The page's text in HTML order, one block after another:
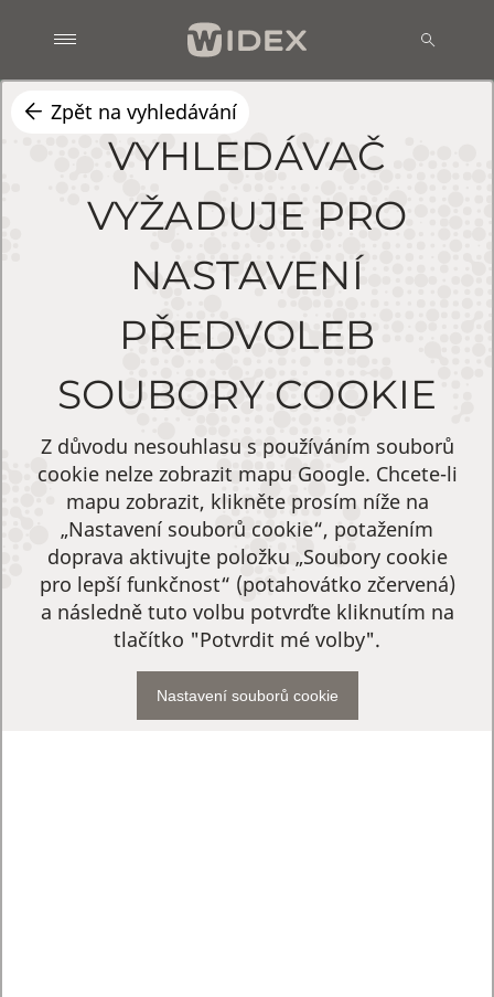
Zpět na vyhledávání
VYHLEDÁVAČ
VYŽADUJE PRO
NASTAVENÍ
PŘEDVOLEB
SOUBORY COOKIE
Z důvodu nesouhlasu s používáním souborů
cookie nelze zobrazit mapu Google. Chcete-li
mapu zobrazit, klikněte prosím níže na
„Nastavení souborů cookie“, potažením
doprava aktivujte položku „Soubory cookie
pro lepší funkčnost“ (potahovátko zčervená)
a následně tuto volbu potvrďte kliknutím na
tlačítko "Potvrdit mé volby".
Nastavení souborů cookie